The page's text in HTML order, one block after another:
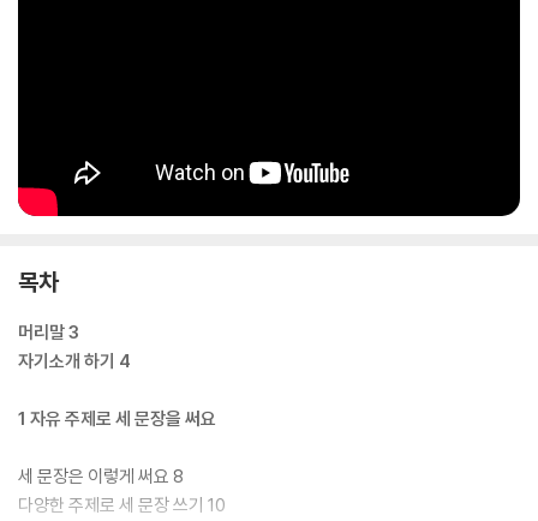
목차
머리말 3
자기소개 하기 4
1 자유 주제로 세 문장을 써요
세 문장은 이렇게 써요 8
다양한 주제로 세 문장 쓰기 10